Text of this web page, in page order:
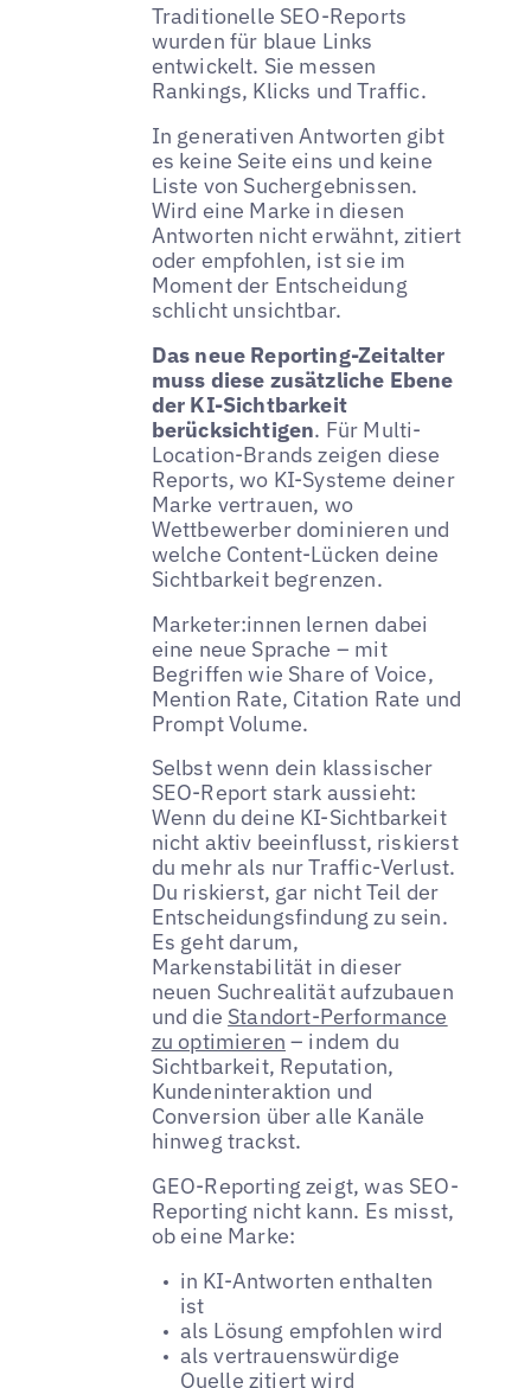
Traditionelle SEO-Reports
wurden für blaue Links
entwickelt. Sie messen
Rankings, Klicks und Traffic.
In generativen Antworten gibt
es keine Seite eins und keine
Liste von Suchergebnissen.
Wird eine Marke in diesen
Antworten nicht erwähnt, zitiert
oder empfohlen, ist sie im
Moment der Entscheidung
schlicht unsichtbar.
Das neue Reporting-Zeitalter
muss diese zusätzliche Ebene
der KI-Sichtbarkeit
berücksichtigen. Für Multi-
Location-Brands zeigen diese
Reports, wo KI-Systeme deiner
Marke vertrauen, wo
Wettbewerber dominieren und
welche Content-Lücken deine
Sichtbarkeit begrenzen.
Marketer:innen lernen dabei
eine neue Sprache – mit
Begriffen wie Share of Voice,
Mention Rate, Citation Rate und
Prompt Volume.
Selbst wenn dein klassischer
SEO-Report stark aussieht:
Wenn du deine KI-Sichtbarkeit
nicht aktiv beeinflusst, riskierst
du mehr als nur Traffic-Verlust.
Du riskierst, gar nicht Teil der
Entscheidungsfindung zu sein.
Es geht darum,
Markenstabilität in dieser
neuen Suchrealität aufzubauen
und die Standort-Performance
zu optimieren – indem du
Sichtbarkeit, Reputation,
Kundeninteraktion und
Conversion über alle Kanäle
hinweg trackst.
GEO-Reporting zeigt, was SEO-
Reporting nicht kann. Es misst,
ob eine Marke:
in KI-Antworten enthalten
ist
als Lösung empfohlen wird
als vertrauenswürdige
Quelle zitiert wird